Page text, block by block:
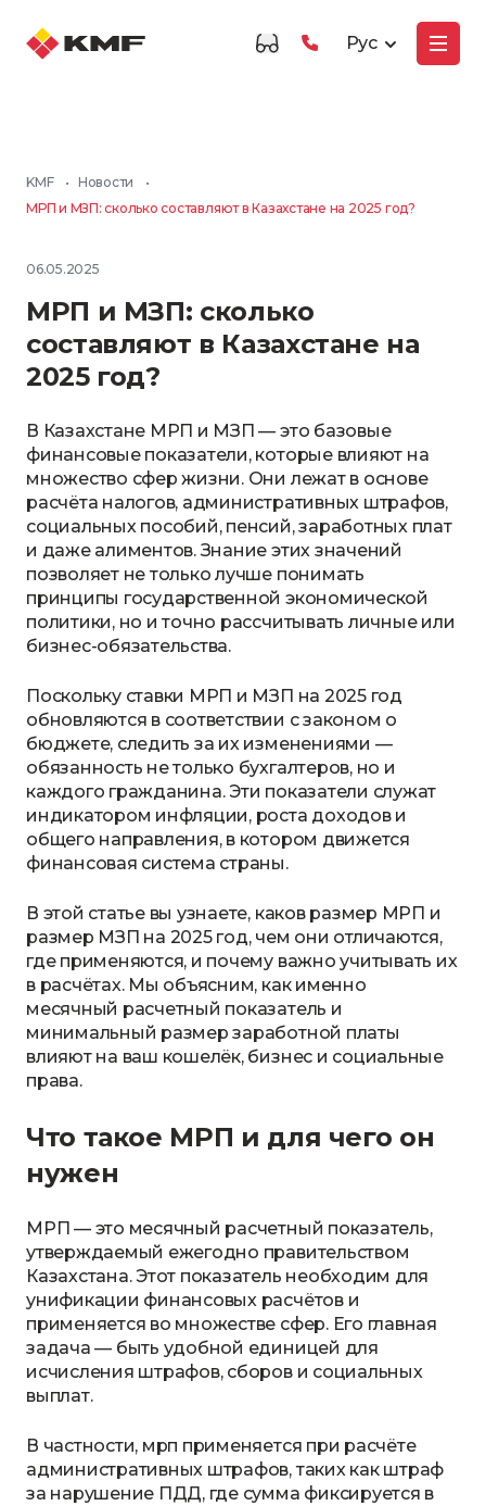
Рус
KMF • Новости
•
МРП и МЗП: сколько составляют в Казахстане на 2025 год?
06.05.2025
МРП и МЗП: сколько
составляют в Казахстане на
2025 год?
В Казахстане МРП и МЗП — это базовые
финансовые показатели, которые влияют на
множество сфер жизни. Они лежат в основе
расчёта налогов, административных штрафов,
социальных пособий, пенсий, заработных плат
и даже алиментов. Знание этих значений
позволяет не только лучше понимать
принципы государственной экономической
политики, но и точно рассчитывать личные или
бизнес-обязательства.
Поскольку ставки МРП и МЗП на 2025 год
обновляются в соответствии с законом о
бюджете, следить за их изменениями —
обязанность не только бухгалтеров, но и
каждого гражданина. Эти показатели служат
индикатором инфляции, роста доходов и
общего направления, в котором движется
финансовая система страны.
В этой статье вы узнаете, каков размер МРП и
размер МЗП на 2025 год, чем они отличаются,
где применяются, и почему важно учитывать их
в расчётах. Мы объясним, как именно
месячный расчетный показатель и
минимальный размер заработной платы
влияют на ваш кошелёк, бизнес и социальные
права.
Что такое МРП и для чего он
нужен
МРП — это месячный расчетный показатель,
утверждаемый ежегодно правительством
Казахстана. Этот показатель необходим для
унификации финансовых расчётов и
применяется во множестве сфер. Его главная
задача — быть удобной единицей для
исчисления штрафов, сборов и социальных
выплат.
В частности, мрп применяется при расчёте
административных штрафов, таких как штраф
за нарушение ПДД, где сумма фиксируется в